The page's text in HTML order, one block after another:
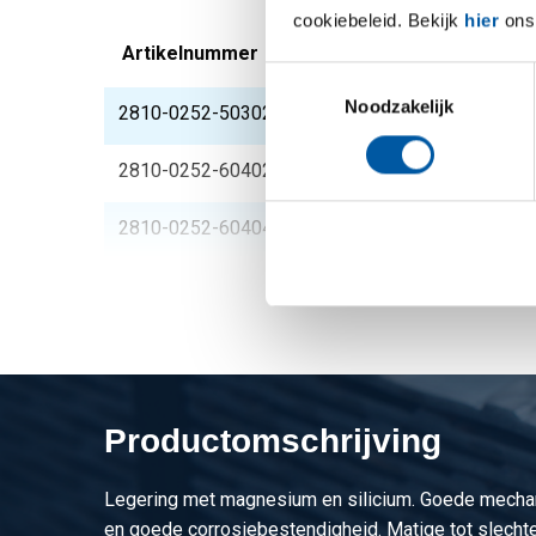
cookiebeleid. Bekijk hier
Noodzakelijk
Artikelnummer
2810-0252-50302R2 Alu EN AW-6060 T66
2810-0252-60402R2 Alu EN AW-6060
2810-0252-60404R4 Alu EN AW-6060
Productomschrijving
Legering met magnesium en silicium. Goede
en goede corrosiebestendigheid. Matige tot